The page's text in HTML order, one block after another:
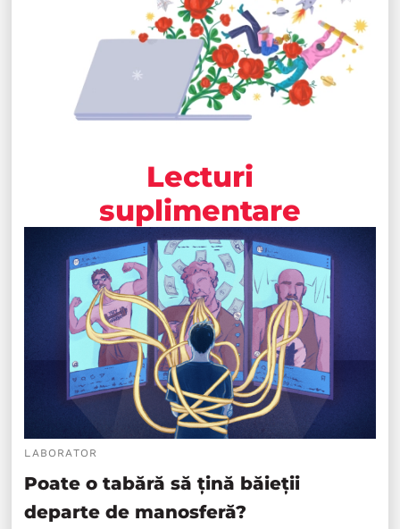
Lecturi
suplimentare
LABORATOR
Poate o tabără să țină băieții
departe de manosferă?